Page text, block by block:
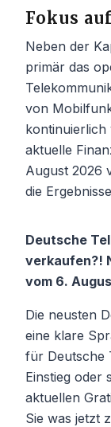
Fokus
Neben der
primär das
von
kontinuierlich
aktuelle
August 2026
die
Deutsche
verkaufen?!
vom 6.
Die neusten
eine klare
für Deutsche
Einstieg oder
aktuellen
Sie was jetzt